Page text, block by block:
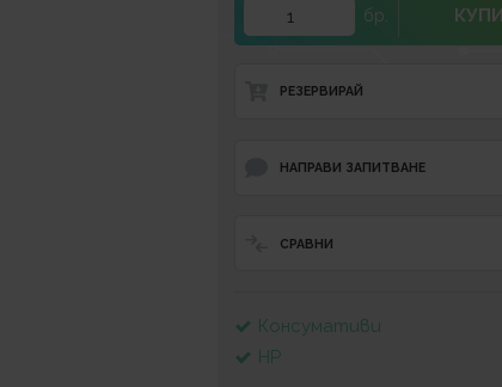
бр. КУПИ
РЕЗЕРВИРАЙ
НАПРАВИ ЗАПИТВАНЕ
СРАВНИ
Консумативи
HP